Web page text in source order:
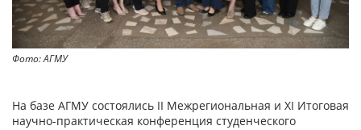
Фото: АГМУ
На базе АГМУ состоялись II Межрегиональная и XI Итоговая
научно-практическая конференция студенческого